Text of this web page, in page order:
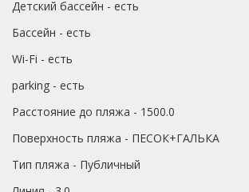
Детский бассейн - есть
Бассейн - есть
Wi-Fi - есть
parking - есть
Расстояние до пляжа - 1500.0
Поверхность пляжа - ПЕСОК+ГАЛЬКА
Тип пляжа - Публичный